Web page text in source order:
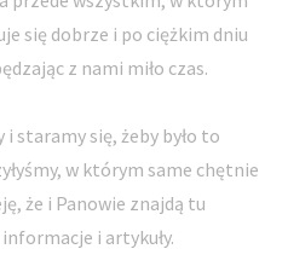
się dobrze i po ciężkim dniu
z nami miło czas.
staramy się, żeby było to
w którym same chętnie
że i Panowie znajdą tu
i artykuły.